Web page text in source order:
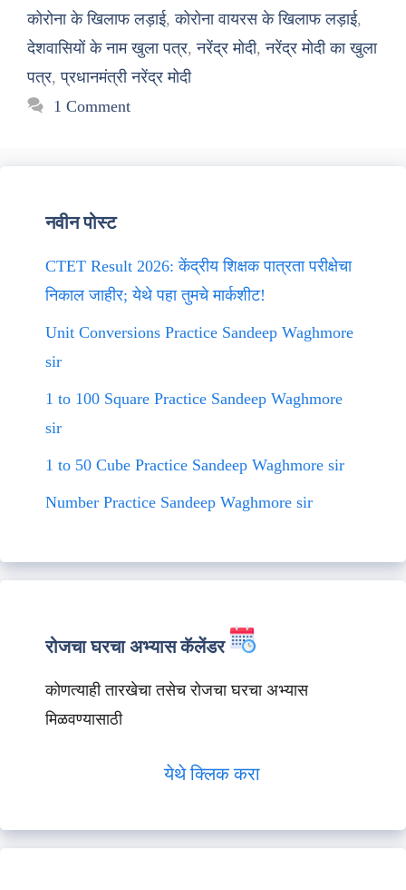
कोरोना के खिलाफ लड़ाई,कोरोना वायरस के खिलाफ लड़ाई,
देशवासियों के नाम खुला पत्र,नरेंद्र मोदी,नरेंद्र मोदी का खुला
पत्र,प्रधानमंत्री नरेंद्र मोदी
1 Comment
नवीन पोस्ट
CTET Result 2026: केंद्रीय शिक्षक पात्रता परीक्षेचा
निकाल जाहीर; येथे पहा तुमचे मार्कशीट!
Unit Conversions Practice Sandeep Waghmore
sir
1 to 100 Square Practice Sandeep Waghmore
sir
1 to 50 Cube Practice Sandeep Waghmore sir
Number Practice Sandeep Waghmore sir
रोजचा घरचा अभ्यास कॅलेंडर
कोणत्याही तारखेचा तसेच रोजचा घरचा अभ्यास
मिळवण्यासाठी
येथे क्लिक करा